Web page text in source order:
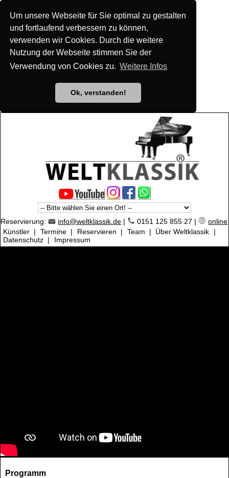
Um unsere Webseite für Sie optimal zu gestalten
und fortlaufend verbessern zu können,
verwenden wir Cookies. Durch die weitere
Nutzung der Webseite stimmen Sie der
Verwendung von Cookies zu. Weitere Infos
Ok, verstanden!
Reservierung: info@weltklassik.de | 0151 125 855 27 |
online
Künstler | Termine | Reservieren | Team | Über Weltklassik
|
Datenschutz | Impressum
Programm